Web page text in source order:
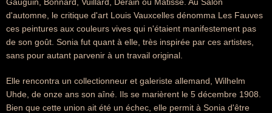
d'automne, le critique d'art Louis Vauxcelles dénomma Les Fauves
ces peintures aux couleurs vives qui n'étaient manifestement pas
de son goût. Sonia fut quant à elle, très inspirée par ces artistes,
sans pour autant parvenir à un travail original.
Elle rencontra un collectionneur et galeriste allemand, Wilhelm
Uhde, de onze ans son aîné. Ils se marièrent le 5 décembre 1908.
Bien que cette union ait été un échec, elle permit à Sonia d'être